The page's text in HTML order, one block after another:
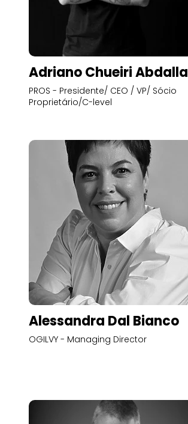
Adriano Chueiri Abdalla
PROS - Presidente/ CEO / VP/ Sócio
Proprietário/C-level
Alessandra Dal Bianco
OGILVY - Managing Director